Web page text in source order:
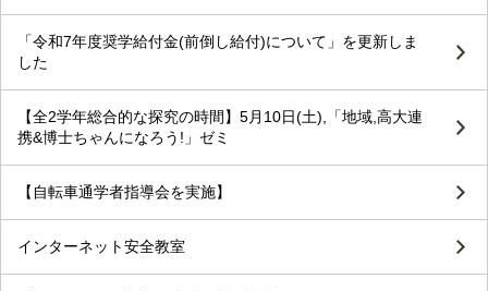
「令和7年度奨学給付金(前倒し給付)について」を更新しま
した
【全2学年総合的な探究の時間】5月10日(土),「地域,高大連
携&博士ちゃんになろう!」ゼミ
【自転車通学者指導会を実施】
インターネット安全教室